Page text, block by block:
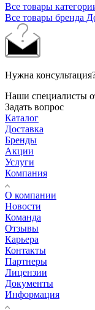
Все товары
Все товары бренда
Нужна
Наши специалисты
Задать вопрос
Каталог
Доставка
Бренды
Акции
Услуги
Компания
О компании
Новости
Команда
Отзывы
Карьера
Контакты
Партнеры
Лицензии
Документы
Информация